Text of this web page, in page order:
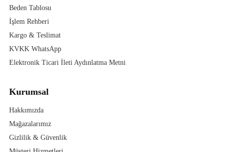
Beden Tablosu
İşlem Rehberi
Kargo & Teslimat
KVKK WhatsApp
Elektronik Ticari İleti Aydınlatma Metni
Kurumsal
Hakkımızda
Mağazalarımız
Gizlilik & Güvenlik